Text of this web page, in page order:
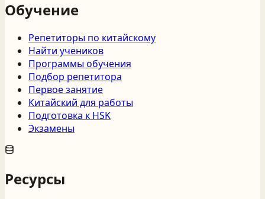
Обучение
Репетиторы по китайскому
Найти учеников
Программы обучения
Подбор репетитора
Первое занятие
Китайский для работы
Подготовка к HSK
Экзамены
Ресурсы